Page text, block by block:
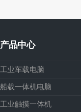
产品中心
工业车载电脑
船载一体机电脑
工业触摸一体机